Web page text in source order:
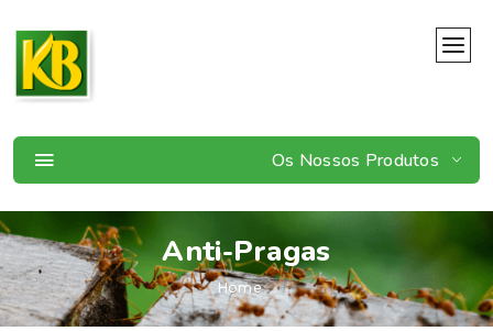
Os Nossos Produtos
Anti-Pragas
Home